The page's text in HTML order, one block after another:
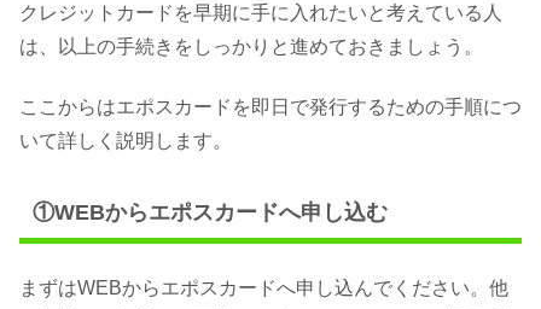
クレジットカードを早期に手に入れたいと考えている人
は、以上の手続きをしっかりと進めておきましょう。
ここからはエポスカードを即日で発行するための手順につ
いて詳しく説明します。
①WEBからエポスカードへ申し込む
まずはWEBからエポスカードへ申し込んでください。他